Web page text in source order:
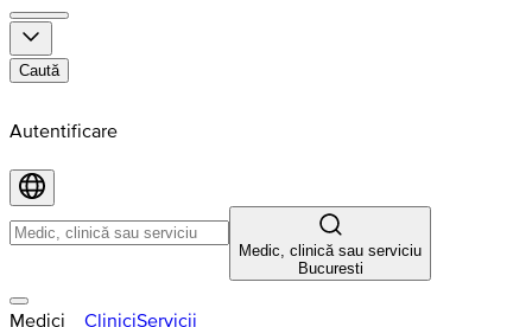
Caută
Autentificare
Medic, clinică sau serviciu
Bucuresti
Medici CliniciServicii